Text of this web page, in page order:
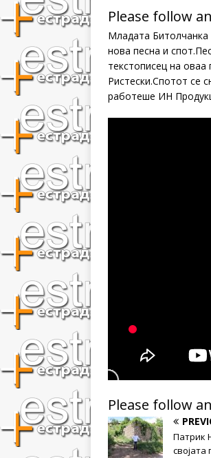
Please follow
Младата Битолчанка
нова песна и
текстописец на
Ристески.Спотот се
работеше ИН
Please follow
Патрик
својата